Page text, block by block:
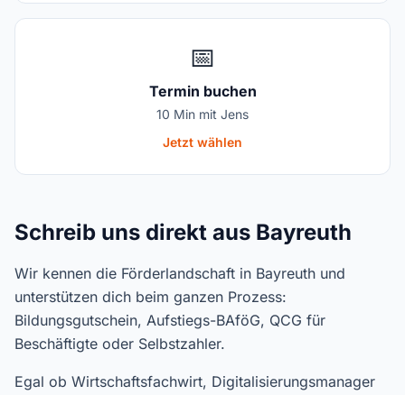
📅
Termin buchen
10 Min mit Jens
Jetzt wählen
Schreib uns direkt aus Bayreuth
Wir kennen die Förderlandschaft in Bayreuth und
unterstützen dich beim ganzen Prozess:
Bildungsgutschein, Aufstiegs-BAföG, QCG für
Beschäftigte oder Selbstzahler.
Egal ob Wirtschaftsfachwirt, Digitalisierungsmanager